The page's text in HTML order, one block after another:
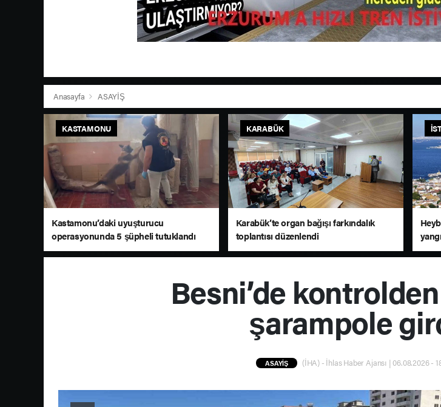
Anasayfa ASAYİŞ
KASTAMONU
Kastamonu’daki uyuşturucu
operasyonunda 5 şüpheli tutuklandı
KARABÜK
Karabük’te organ bağışı farkındalık
toplantısı düzenlendi
Besni’de
şarampole
ASAYİŞ (İHA) - İhlas Haber Ajansı | 06.08.2026 -